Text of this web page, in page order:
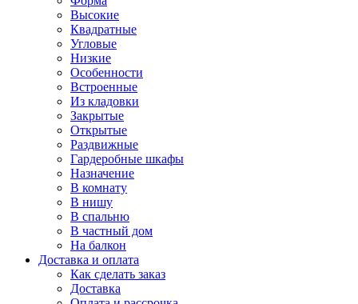
Высокие
Квадратные
Угловые
Низкие
Особенности
Встроенные
Из кладовки
Закрытые
Открытые
Раздвижные
Гардеробные шкафы
Назначение
В комнату
В нишу
В спальню
В частный дом
На балкон
Доставка и оплата
Как сделать заказ
Доставка